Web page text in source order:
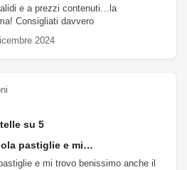
e a prezzi contenuti…la
Consigliati davvero
2024
su 5
pastiglie e mi…
e mi trovo benissimo anche il